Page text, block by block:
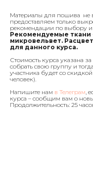
Материалы для пошива не
предоставляем только
рекомендации по выбору
Рекомендуемые ткани
микровельвет.
для данного курса.
Стоимость курса указана
собрать свою группу и
участника будет со
человек).
Напишите нам в Телеграм ,
курса – сообщим вам о
Продолжительность: 25